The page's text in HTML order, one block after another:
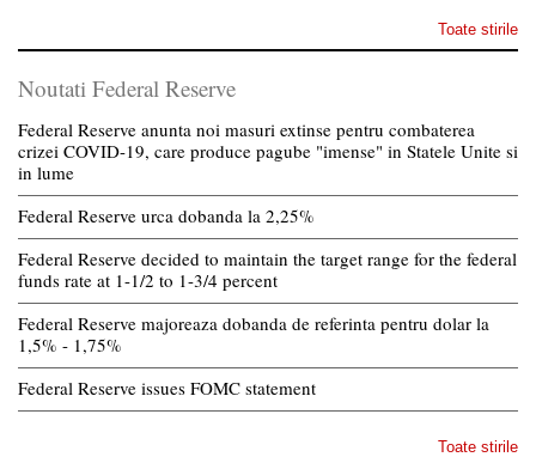
Toate stirile
Noutati Federal Reserve
Federal Reserve anunta noi masuri extinse pentru combaterea
crizei COVID-19, care produce pagube "imense" in Statele Unite si
in lume
Federal Reserve urca dobanda la 2,25%
Federal Reserve decided to maintain the target range for the federal
funds rate at 1-1/2 to 1-3/4 percent
Federal Reserve majoreaza dobanda de referinta pentru dolar la
1,5% - 1,75%
Federal Reserve issues FOMC statement
Toate stirile